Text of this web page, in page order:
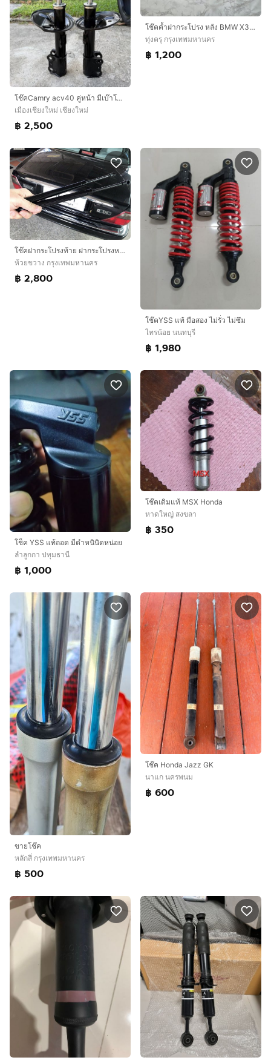
โช๊คCamry acv40 คู่หน้า มีเบ๊าโช๊คแท้ติดรถ
เมืองเชียงใหม่ เชียงใหม่
฿ 2,500
โช๊คค้ำฝากระโปรง หลัง BMW X3 E83 ของใหม่
ทุ่งครุ กรุงเทพมหานคร
฿ 1,200
โช๊คฝากระโปรงท้าย ฝากระโปรงหน้า Jaguar โฉม X300 X308 XJ40 XJ6 XJ8 XJR Sovereign Daimler
ห้วยขวาง กรุงเทพมหานคร
฿ 2,800
โช๊คYSS แท้ มือสอง ไม่รั่ว ไม่ซึม
ไทรน้อย นนทบุรี
฿ 1,980
โช็ค YSS แท้ถอด มีตำหนินิดหน่อย
ลำลูกกา ปทุมธานี
฿ 1,000
โช๊คเดิมแท้ MSX Honda
หาดใหญ่ สงขลา
฿ 350
ขายโช๊ค
หลักสี่ กรุงเทพมหานคร
฿ 500
โช๊ค Honda Jazz GK
นาแก นครพนม
฿ 600